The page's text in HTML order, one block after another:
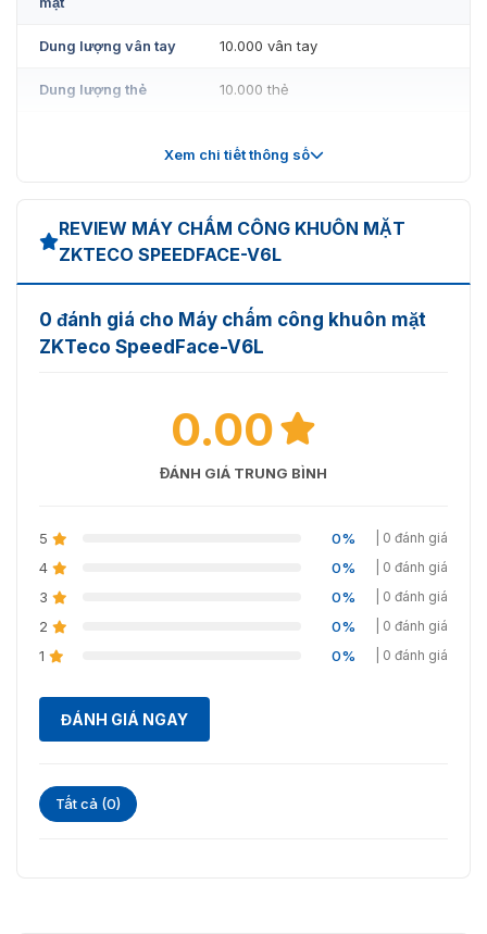
Dung lượng vân tay 10.000 vân tay
Dung lượng thẻ 10.000 thẻ
Nguồn điện 12V – 3A
Nhiệt độ hoạt động -10 °C ~ 45 °C
Phần mềm quản lý ZKBio Access, ZKBiosecurity
RS232, RS485, Wiegand
TCP/IP, Wi-Fi (tùy chọn)
Xem chi tiết thông số
REVIEW MÁY CHẤM CÔNG KHUÔN MẶT
ZKTECO SPEEDFACE-V6L
0 đánh giá cho Máy chấm công khuôn mặt
ZKTeco SpeedFace-V6L
0.00
ĐÁNH GIÁ TRUNG BÌNH
5 0% | 0 đánh giá
4 0% | 0 đánh giá
3 0% | 0 đánh giá
2 0% | 0 đánh giá
1 0% | 0 đánh giá
ĐÁNH GIÁ NGAY
Tất cả (0)